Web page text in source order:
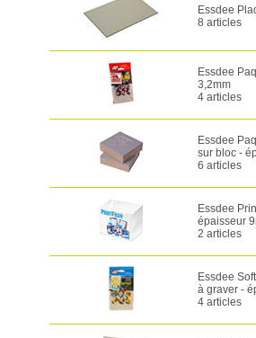
Essdee
8 articles
Essdee
3,2mm
4 articles
Essdee
sur bloc -
6 articles
Essdee
épaisseur
2 articles
Essdee
à graver -
4 articles